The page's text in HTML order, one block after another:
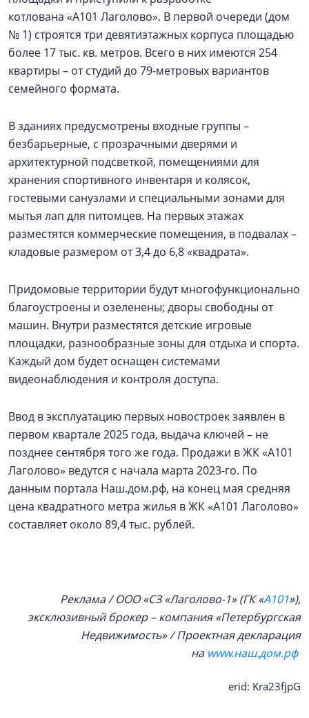
котлована «А101 Лаголово». В первой очереди (дом
№ 1) строятся три девятиэтажных корпуса площадью
более 17 тыс. кв. метров. Всего в них имеются 254
квартиры – от студий до 79-метровых вариантов
семейного формата.
В зданиях предусмотрены входные группы –
безбарьерные, с прозрачными дверями и
архитектурной подсветкой, помещениями для
хранения спортивного инвентаря и колясок,
гостевыми санузлами и специальными зонами для
мытья лап для питомцев. На первых этажах
разместятся коммерческие помещения, в подвалах –
кладовые размером от 3,4 до 6,8 «квадрата».
Придомовые территории будут многофункционально
благоустроены и озеленены; дворы свободны от
машин. Внутри разместятся детские игровые
площадки, разнообразные зоны для отдыха и спорта.
Каждый дом будет оснащен системами
видеонаблюдения и контроля доступа.
Ввод в эксплуатацию первых новостроек заявлен в
первом квартале 2025 года, выдача ключей – не
позднее сентября того же года. Продажи в ЖК «А101
Лаголово» ведутся с начала марта 2023-го. По
данным портала Наш.дом.рф, на конец мая средняя
цена квадратного метра жилья в ЖК «А101 Лаголово»
составляет около 89,4 тыс. рублей.
Реклама / ООО «СЗ «Лаголово-1» (ГК «А101»),
эксклюзивный брокер – компания «Петербургская
Недвижимость» / Проектная декларация
на www.наш.дом.рф
erid: Kra23fjpG